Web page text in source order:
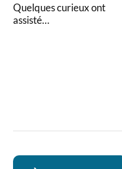
Quelques curieux ont
assisté…